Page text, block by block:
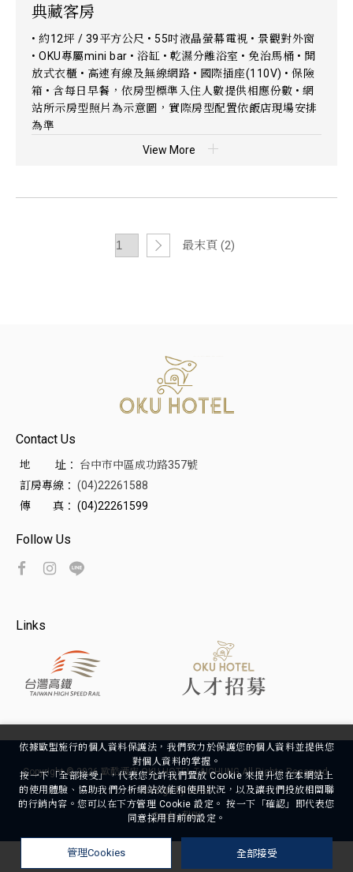
典藏客房
• 約12坪 / 39平方公尺 • 55吋液晶螢幕電視 • 景觀對外窗
• OKU專屬mini bar • 浴缸 • 乾濕分離浴室 • 免治馬桶 • 開
放式衣櫃 • 高速有線及無線網路 • 國際插座(110V) • 保險
箱 • 含每日早餐，依房型標準入住人數提供相應份數 • 網
站所示房型照片為示意圖，實際房型配置依飯店現場安排
為準
View More
最末頁 (2)
Contact Us
地 址：
台中市中區成功路357號
訂房專線： (04)22261588
傳 真： (04)22261599
Follow Us
Links
Copyright © 2026 歐酷酒店-OKU HOTEL TAICHUNG All Rights Reserved.
Design by iBest
Cookie聲明
依據歐盟施行的個人資料保護法，我們致力於保護您的個人資料並提供您
對個人資料的掌握。
按一下「全部接受」，代表您允許我們置放 Cookie 來提升您在本網站上
的使用體驗、協助我們分析網站效能和使用狀況，以及讓我們投放相關聯
的行銷內容。您可以在下方管理 Cookie 設定。 按一下「確認」即代表您
同意採用目前的設定。
管理Cookies 全部接受